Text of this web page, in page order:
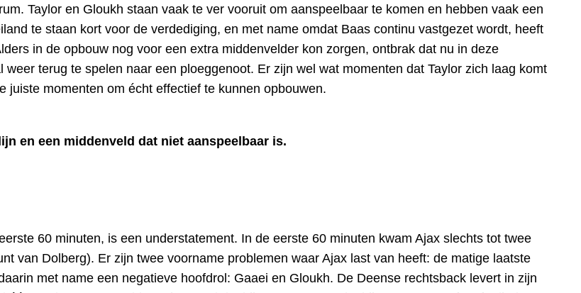
Taylor en Gloukh staan vaak te ver vooruit om aanspeelbaar te komen en hebben vaak een
te staan kort voor de verdediging, en met name omdat Baas continu vastgezet wordt, heeft
in de opbouw nog voor een extra middenvelder kon zorgen, ontbrak dat nu in deze
terug te spelen naar een ploeggenoot. Er zijn wel wat momenten dat Taylor zich laag komt
momenten om écht effectief te kunnen opbouwen.
en een middenveld dat niet aanspeelbaar is.
60 minuten, is een understatement. In de eerste 60 minuten kwam Ajax slechts tot twee
van Dolberg). Er zijn twee voorname problemen waar Ajax last van heeft: de matige laatste
met name een negatieve hoofdrol: Gaaei en Gloukh. De Deense rechtsback levert in zijn